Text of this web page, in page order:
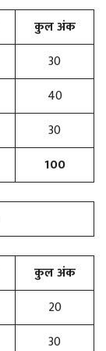
कुल अंक
30
40
30
100
कुल अंक
20
30